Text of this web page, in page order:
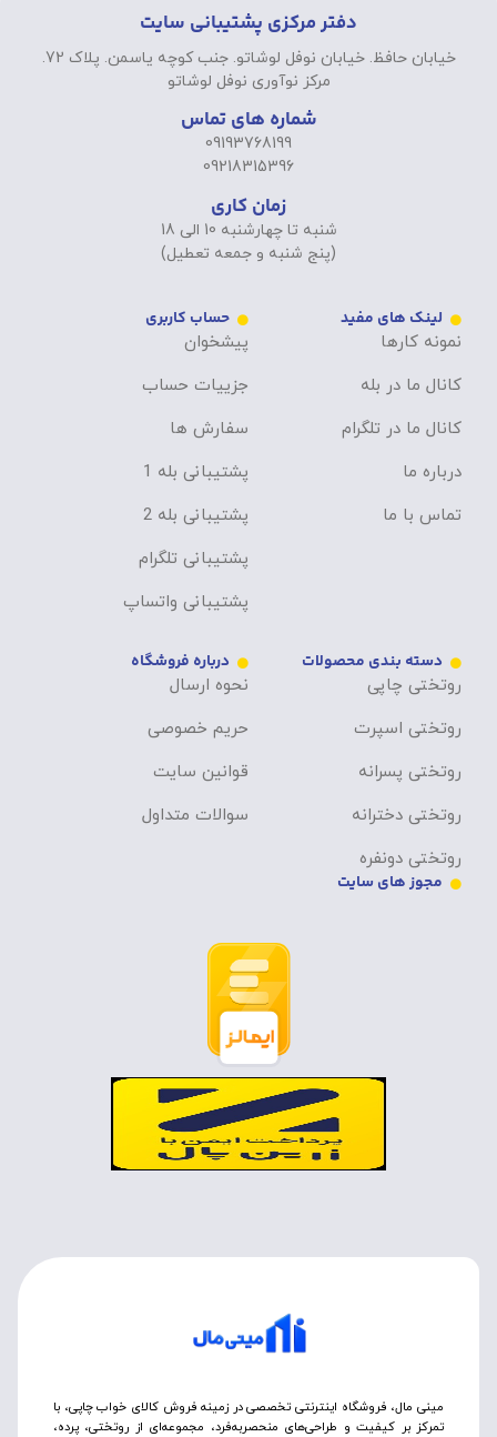
دفتر مرکزی پشتیبانی سایت
خیابان حافظ. خیابان نوفل لوشاتو. جنب کوچه یاسمن. پلاک 72.
مرکز نوآوری نوفل لوشاتو
شماره های تماس
09193768199
09218315396
زمان کاری
شنبه تا چهارشنبه 10 الی 18
(پنج شنبه و جمعه تعطیل)
لینک های مفید
نمونه کارها
کانال ما در بله
کانال ما در تلگرام
درباره ما
تماس با ما
حساب کاربری
پیشخوان
جزییات حساب
سفارش ها
پشتیبانی بله 1
پشتیبانی بله 2
پشتیبانی تلگرام
پشتیبانی واتساپ
دسته بندی محصولات
روتختی چاپی
روتختی اسپرت
روتختی پسرانه
روتختی دخترانه
روتختی دونفره
درباره فروشگاه
نحوه ارسال
حریم خصوصی
قوانین سایت
سوالات متداول
مجوز های سایت
مینی مال، فروشگاه اینترنتی تخصصی در زمینه فروش کالای خواب چاپی، با
تمرکز بر کیفیت و طراحی‌های منحصربه‌فرد، مجموعه‌ای از روتختی‌، پرده،